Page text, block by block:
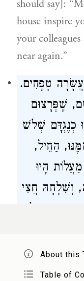
should say]:
house inspire
your
near again.”
עֲשָׂרָה טְפָחִים.
שֶׁפְּרָצוּם
כְנֶגְדָּם שְׁלשׁ
הַחֵיל,
הָיוּ
וְשִׁלְחָהּ חֲצִי
רוּם מַעֲלָה
שֶׁהָיוּ שָׁם,
עֶשֶׂר אַמּוֹת,
About this
Table of